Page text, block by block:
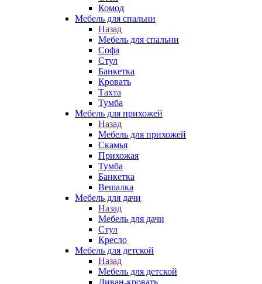
Комод
Мебель для спальни
Назад
Мебель для спальни
Софа
Стул
Банкетка
Кровать
Тахта
Тумба
Мебель для прихожей
Назад
Мебель для прихожей
Скамья
Прихожая
Тумба
Банкетка
Вешалка
Мебель для дачи
Назад
Мебель для дачи
Стул
Кресло
Мебель для детской
Назад
Мебель для детской
Диван-кровать